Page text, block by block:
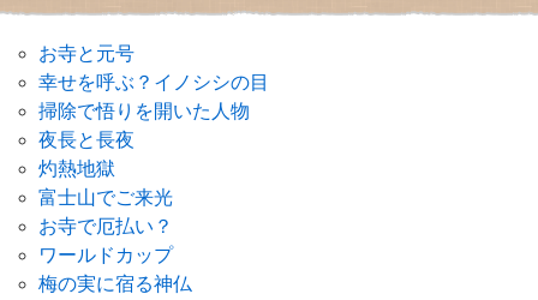
お寺と元号
幸せを呼ぶ？イノシシの目
掃除で悟りを開いた人物
夜長と長夜
灼熱地獄
富士山でご来光
お寺で厄払い？
ワールドカップ
梅の実に宿る神仏